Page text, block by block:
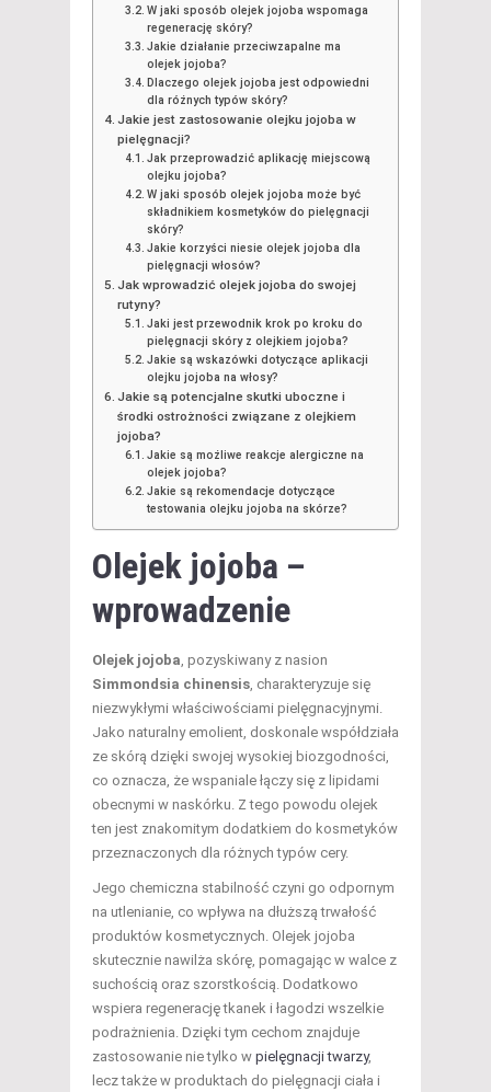
W jaki sposób olejek jojoba wspomaga
regenerację skóry?
Jakie działanie przeciwzapalne ma
olejek jojoba?
Dlaczego olejek jojoba jest odpowiedni
dla różnych typów skóry?
Jakie jest zastosowanie olejku jojoba w
pielęgnacji?
Jak przeprowadzić aplikację miejscową
olejku jojoba?
W jaki sposób olejek jojoba może być
składnikiem kosmetyków do pielęgnacji
skóry?
Jakie korzyści niesie olejek jojoba dla
pielęgnacji włosów?
Jak wprowadzić olejek jojoba do swojej
rutyny?
Jaki jest przewodnik krok po kroku do
pielęgnacji skóry z olejkiem jojoba?
Jakie są wskazówki dotyczące aplikacji
olejku jojoba na włosy?
Jakie są potencjalne skutki uboczne i
środki ostrożności związane z olejkiem
jojoba?
Jakie są możliwe reakcje alergiczne na
olejek jojoba?
Jakie są rekomendacje dotyczące
testowania olejku jojoba na skórze?
Olejek jojoba –
wprowadzenie
Olejek jojoba , pozyskiwany z nasion
Simmondsia chinensis , charakteryzuje się
niezwykłymi właściwościami pielęgnacyjnymi.
Jako naturalny emolient, doskonale współdziała
ze skórą dzięki swojej wysokiej biozgodności,
co oznacza, że wspaniale łączy się z lipidami
obecnymi w naskórku. Z tego powodu olejek
ten jest znakomitym dodatkiem do kosmetyków
przeznaczonych dla różnych typów cery.
Jego chemiczna stabilność czyni go odpornym
na utlenianie, co wpływa na dłuższą trwałość
produktów kosmetycznych. Olejek jojoba
skutecznie nawilża skórę, pomagając w walce z
suchością oraz szorstkością. Dodatkowo
wspiera regenerację tkanek i łagodzi wszelkie
podrażnienia. Dzięki tym cechom znajduje
zastosowanie nie tylko w pielęgnacji twarzy,
lecz także w produktach do pielęgnacji ciała i